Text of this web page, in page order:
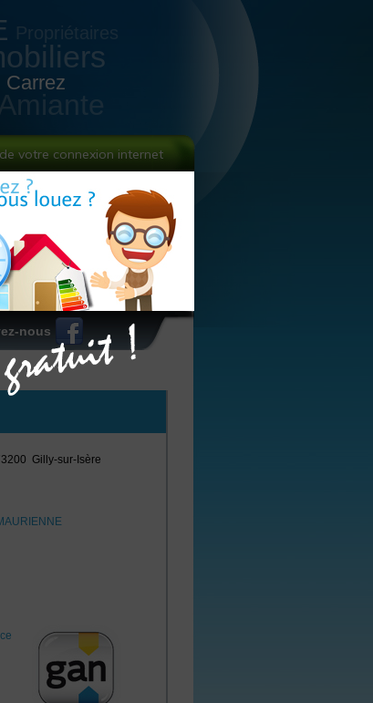
Carrez
votre connexion internet
nous
Gilly-sur-Isère